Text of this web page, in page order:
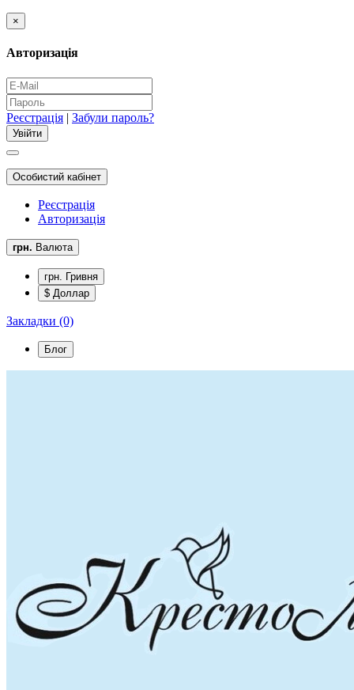
×
Авторизація
Реєстрація | Забули пароль?
Особистий кабінет
Реєстрація
Авторизація
грн. Валюта
грн. Гривня
$ Доллар
Закладки (0)
Блог